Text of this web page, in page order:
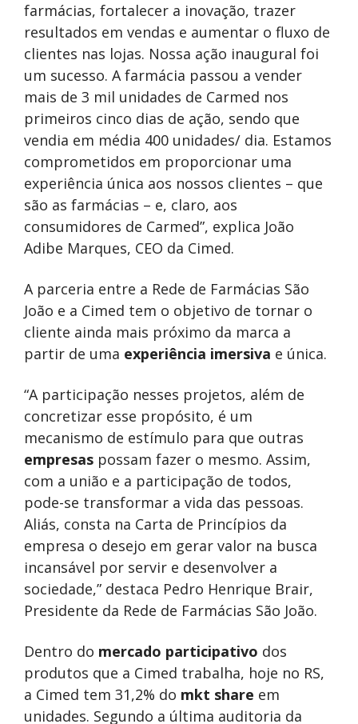
farmácias, fortalecer a inovação, trazer
resultados em vendas e aumentar o fluxo de
clientes nas lojas. Nossa ação inaugural foi
um sucesso. A farmácia passou a vender
mais de 3 mil unidades de Carmed nos
primeiros cinco dias de ação, sendo que
vendia em média 400 unidades/ dia. Estamos
comprometidos em proporcionar uma
experiência única aos nossos clientes – que
são as farmácias – e, claro, aos
consumidores de Carmed”, explica João
Adibe Marques, CEO da Cimed.
A parceria entre a Rede de Farmácias São
João e a Cimed tem o objetivo de tornar o
cliente ainda mais próximo da marca a
partir de uma experiência imersiva e única.
“A participação nesses projetos, além de
concretizar esse propósito, é um
mecanismo de estímulo para que outras
empresas possam fazer o mesmo. Assim,
com a união e a participação de todos,
pode-se transformar a vida das pessoas.
Aliás, consta na Carta de Princípios da
empresa o desejo em gerar valor na busca
incansável por servir e desenvolver a
sociedade,” destaca Pedro Henrique Brair,
Presidente da Rede de Farmácias São João.
Dentro do mercado participativo dos
produtos que a Cimed trabalha, hoje no RS,
a Cimed tem 31,2% do mkt share em
unidades. Segundo a última auditoria da